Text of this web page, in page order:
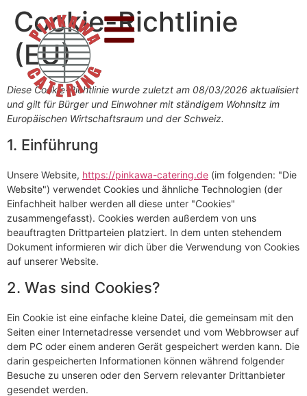
Cookie-Richtlinie
(EU)
Diese Cookie-Richtlinie wurde zuletzt am 08/03/2026 aktualisiert
und gilt für Bürger und Einwohner mit ständigem Wohnsitz im
Europäischen Wirtschaftsraum und der Schweiz.
1. Einführung
Unsere Website, https://pinkawa-catering.de (im folgenden: "Die
Website") verwendet Cookies und ähnliche Technologien (der
Einfachheit halber werden all diese unter "Cookies"
zusammengefasst). Cookies werden außerdem von uns
beauftragten Drittparteien platziert. In dem unten stehendem
Dokument informieren wir dich über die Verwendung von Cookies
auf unserer Website.
2. Was sind Cookies?
Ein Cookie ist eine einfache kleine Datei, die gemeinsam mit den
Seiten einer Internetadresse versendet und vom Webbrowser auf
dem PC oder einem anderen Gerät gespeichert werden kann. Die
darin gespeicherten Informationen können während folgender
Besuche zu unseren oder den Servern relevanter Drittanbieter
gesendet werden.